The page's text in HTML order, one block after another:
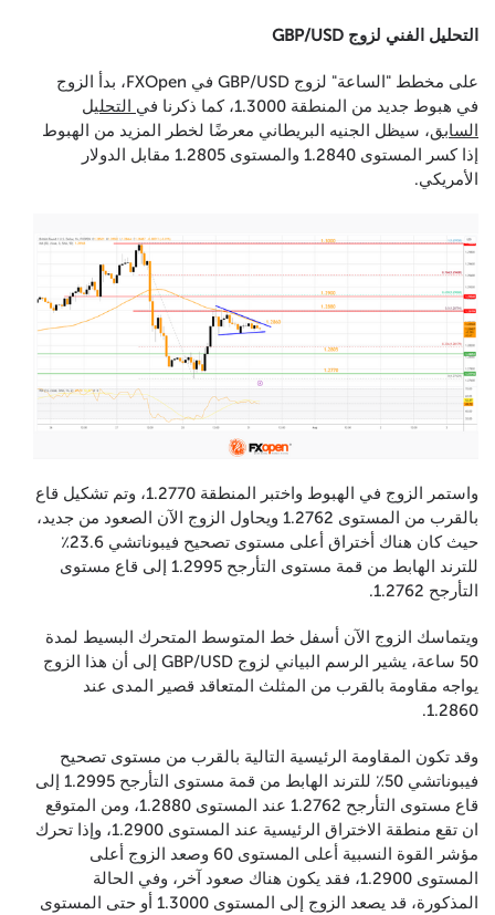
التحليل الفني لزوج GBP/USD
على مخطط "الساعة" لزوج GBP/USD في FXOpen، بدأ الزوج
في هبوط جديد من المنطقة 1.3000، كما ذكرنا في
التحليل
السابق، سيظل الجنيه البريطاني معرضًا لخطر المزيد من الهبوط
إذا كسر المستوى 1.2840 والمستوى 1.2805 مقابل الدولار
الأمريكي.
واستمر الزوج في الهبوط واختبر المنطقة 1.2770، وتم تشكيل قاع
بالقرب من المستوى 1.2762 ويحاول الزوج الآن الصعود من جديد،
حيث كان هناك أختراق أعلى مستوى تصحيح فيبوناتشي 23.6٪
للترند الهابط من قمة مستوى التأرجح 1.2995 إلى قاع مستوى
التأرجح 1.2762.
ويتماسك الزوج الآن أسفل خط المتوسط المتحرك البسيط لمدة
50 ساعة، يشير الرسم البياني لزوج GBP/USD إلى أن هذا الزوج
يواجه مقاومة بالقرب من المثلث المتعاقد قصير المدى عند
1.2860.
وقد تكون المقاومة الرئيسية التالية بالقرب من مستوى تصحيح
فيبوناتشي 50٪ للترند الهابط من قمة مستوى التأرجح 1.2995 إلى
قاع مستوى التأرجح 1.2762 عند المستوى 1.2880، ومن المتوقع
ان تقع منطقة الاختراق الرئيسية عند المستوى 1.2900، وإذا تحرك
مؤشر القوة النسبية أعلى المستوى 60 وصعد الزوج أعلى
المستوى 1.2900، فقد يكون هناك صعود آخر، وفي الحالة
المذكورة، قد يصعد الزوج إلى المستوى 1.3000 أو حتى المستوى